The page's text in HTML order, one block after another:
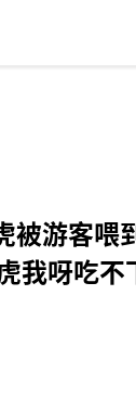
被游客喂
我呀吃不